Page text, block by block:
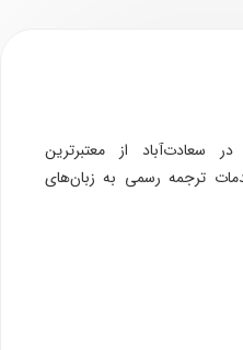
سعادت‌آباد از معتبرترین
ترجمه رسمی به زبان‌های